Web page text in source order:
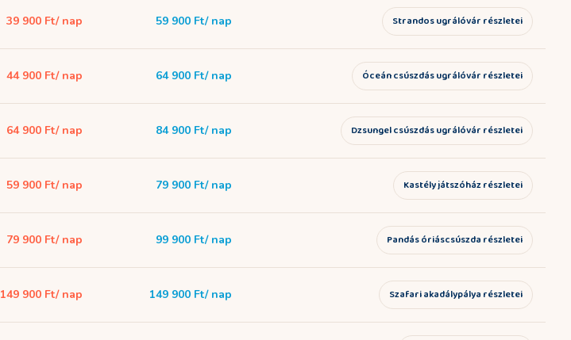
39 900 Ft/ nap 59 900 Ft/ nap Strandos ugrálóvár részletei
44 900 Ft/ nap 64 900 Ft/ nap Óceán csúszdás ugrálóvár részletei
64 900 Ft/ nap 84 900 Ft/ nap Dzsungel csúszdás ugrálóvár részletei
59 900 Ft/ nap 79 900 Ft/ nap Kastély játszóház részletei
79 900 Ft/ nap 99 900 Ft/ nap Pandás óriáscsúszda részletei
149 900 Ft/ nap 149 900 Ft/ nap Szafari akadálypálya részletei